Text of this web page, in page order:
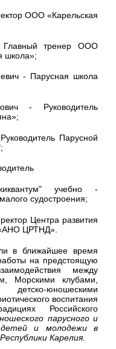
ООО «Карельская
тренер ООО
школа»;
- Парусная школа
- Руководитель
Парусной
учебно -
судостроения;
Центра развития
ЦРТНД».
в ближайшее время
на предстоящую
между
Морскими клубами,
юношескими
воспитания
Российского
парусного и
детей и молодежи в
Карелия.